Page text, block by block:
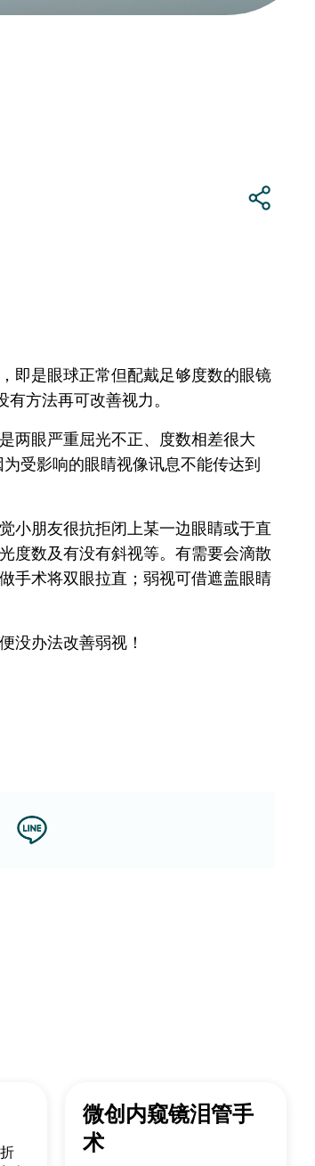
即是眼球正常但配戴足够度数的眼镜
方法再可改善视力。
两眼严重屈光不正、度数相差很大
受影响的眼睛视像讯息不能传达到
小朋友很抗拒闭上某一边眼睛或于直
度数及有没有斜视等。有需要会滴散
手术将双眼拉直；弱视可借遮盖眼睛
没办法改善弱视！
微创内窥镜泪管手
术